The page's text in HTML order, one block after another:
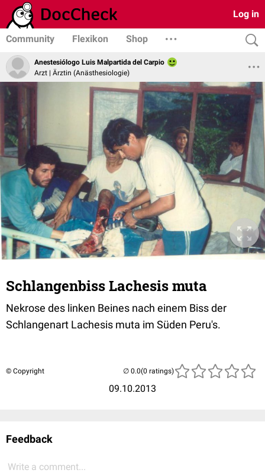
Log in
Community Flexikon Shop
Anestesiólogo Luis Malpartida del Carpio
Arzt | Ärztin (Anästhesiologie)
Schlangenbiss Lachesis muta
Nekrose des linken Beines nach einem Biss der
Schlangenart Lachesis muta im Süden Peru's.
© Copyright
09.10.2013
(0 ratings)
Feedback
Write a comment...